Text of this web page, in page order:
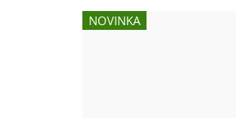
NOVINKA